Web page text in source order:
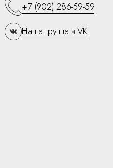
+7 (902) 286-59-59
Наша группа в VK